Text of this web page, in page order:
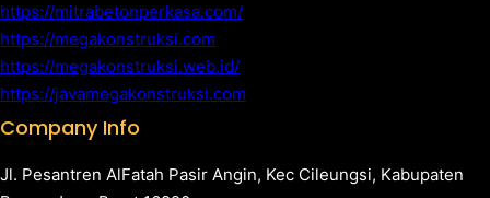
https://mitrabetonperkasa.com/
https://megakonstruksi.com
https://megakonstruksi.web.id/
https://javamegakonstruksi.com
Company Info
Jl. Pesantren AlFatah Pasir Angin, Kec Cileungsi, Kabupaten